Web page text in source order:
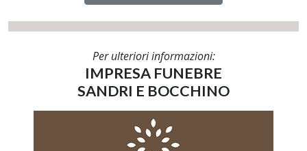
Per ulteriori informazioni:
IMPRESA FUNEBRE
SANDRI E BOCCHINO